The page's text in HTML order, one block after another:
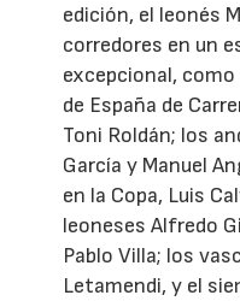
edición, el leonés
corredores en un
excepcional, como
de España de
Toni Roldán; los
García y Manuel
en la Copa, Luis
leoneses Alfredo
Pablo Villa; los
Letamendi, y el